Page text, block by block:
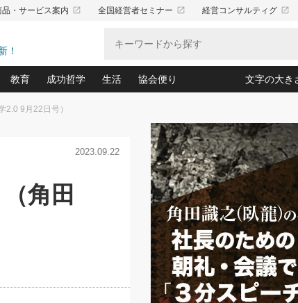
・サービス案内 launch 全国経営者セミナー launch 経営コンサルティグ launch
！
2026.08.5
第86回 「言葉狩り」
てお
(12)
術」(28)
るために、やっておきたいこと(34)
急対策(100)
が違う！(36)
見どころ・勘どころ・ツッコミどこ
げるハラスメントの予防策(10)
会から支持される「ウェルビーイング経営入
一彦の“流行る”お店の仕組みづくり(210)
─社長のための現場改善(174)
教育
あなただからお願いしたいと思われる 気配りの達人(127)
クレーム対応 実践マニュアル(92)
クレーム対応の新知識と新常識(57)
デキル社員に育てる！ 社員教育の決め手(203)
東川鷹年の「中小企業の人育て」(38)
業績アップにつながる！ワンランク上の手紙・メール術(100)
欧米資産家に学ぶ二世教育(100)
成功哲学
中国哲学に学ぶ 不況は会社守成の好機(38)
令和時代の「社長の人間力の磨き方」(86)
先人の名句名言の教え 東洋思想に学ぶ経営学(132)
渡部昇一の「日本の指導者たち」(32)
経営に活かす“十八史略”(30)
生活
おのころ心平の ──社長のための「か・ら
(50)
デジタルＡＶを味方に！新・仕事術(180)
リーダー脳の鍛え方(32)
ワインを楽しむ基礎レッスン(12)
必読！社長が読むべき今月の4冊(88)
眼と耳で楽しむ読書術(162)
社長の「氣」(30)
協会便り
「愛読者通信」著者インタビュー
ビジネス見聞録 経営ニュース(100)
作間信司の経営無形庵(けいえいむ
経営セミナー情報局(1)
繁栄への着眼点 牟田太陽(76)
講話を聞いて学ぼう 実学・耳学
(7)
文字の大き
2.0 9月22日号）
2023.09.22
角田